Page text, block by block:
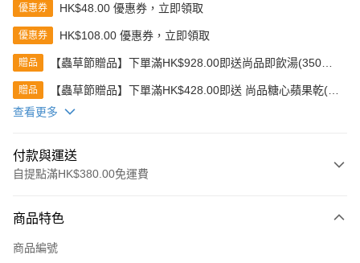
優惠券 HK$48.00 優惠券，立即領取
優惠券 HK$108.00 優惠券，立即領取
贈品
【蟲草節贈品】下單滿HK$928.00即送尚品即飲湯(350克)
贈品
【蟲草節贈品】下單滿HK$428.00即送 尚品糖心蘋果乾(80
克)
查看更多
付款與運送
自提點滿HK$380.00免運費
信用卡
Apple Pay
商品特色
商品編號